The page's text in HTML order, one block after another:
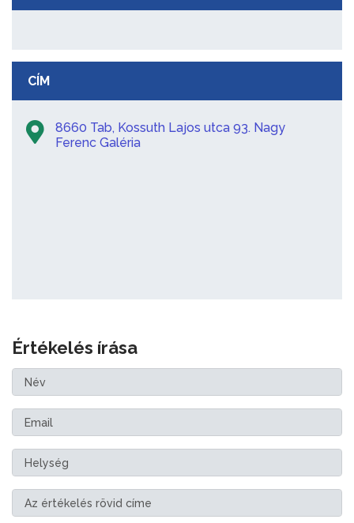
CÍM
8660 Tab, Kossuth Lajos utca 93. Nagy
Ferenc Galéria
Értékelés írása